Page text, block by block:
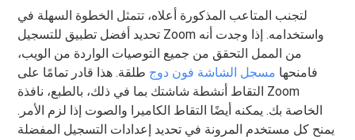
لتجنب المتاعب المذكورة أعلاه، تتمثل الخطوة السهلة في
تحديد أفضل تطبيق للتسجيل Zoom واستخدامه. إذا وجدت أنه
من الممل التحقق من جميع التوصيات الواردة من الويب،
فامنحها مسجل الشاشة فون دوج طلقة. هذا قادر تمامًا على
التقاط أنشطة شاشتك بما في ذلك، بالطبع، نافذة Zoom
الخاصة بك. يمكنه أيضًا التقاط الكاميرا والصوت إذا لزم الأمر.
يمنح كل مستخدم المرونة في تحديد إعدادات التسجيل المفضلة